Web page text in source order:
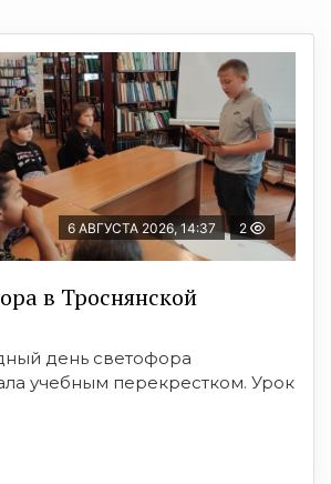
6 АВГУСТА 2026, 14:37 2
в Троснянской
день светофора
учебным перекрестком. Урок